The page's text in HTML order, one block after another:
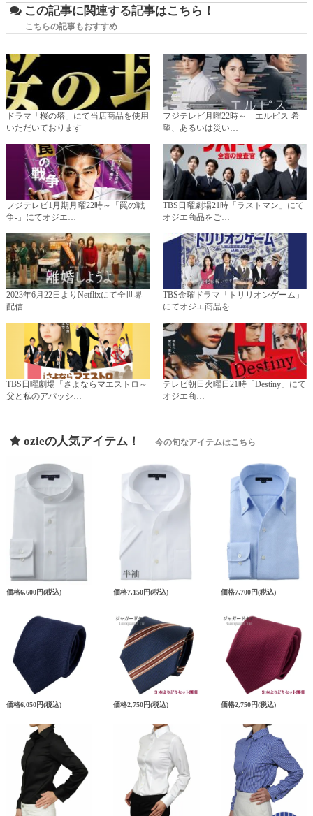
この記事に関連する記事はこちら！
こちらの記事もおすすめ
ドラマ「桜の塔」にて当店商品を使用
いただいております
フジテレビ月曜22時～「エルピス-希
望、あるいは災い…
フジテレビ1月期月曜22時～「罠の戦
争-」にてオジエ…
TBS日曜劇場21時「ラストマン」にて
オジエ商品をご…
2023年6月22日よりNetflixにて全世界
配信…
TBS金曜ドラマ「トリリオンゲーム」
にてオジエ商品を…
TBS日曜劇場「さよならマエストロ～
父と私のアパッシ…
テレビ朝日火曜日21時「Destiny」にて
オジエ商…
ozieの人気アイテム！ 今の旬なアイテムはこちら
価格6,600円(税込) 価格7,150円(税込) 価格7,700円(税込)
価格6,050円(税込) 価格2,750円(税込) 価格2,750円(税込)